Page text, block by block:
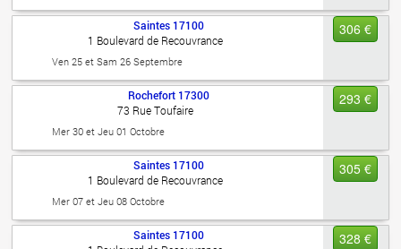
306 €
Saintes 17100
1 Boulevard de Recouvrance
Ven 25 et Sam 26 Septembre
293 €
Rochefort 17300
73 Rue Toufaire
Mer 30 et Jeu 01 Octobre
305 €
Saintes 17100
1 Boulevard de Recouvrance
Mer 07 et Jeu 08 Octobre
328 €
Saintes 17100